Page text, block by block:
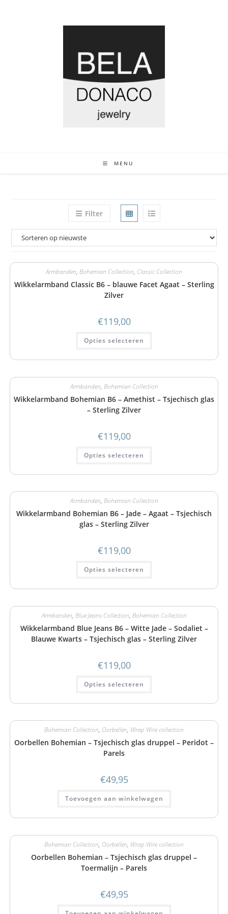
MENU
Filter
Armbanden, Bohemian Collection, Classic Collection
Wikkelarmband Classic B6 – blauwe Facet Agaat – Sterling
Zilver
€119,00
Opties selecteren
Armbanden, Bohemian Collection
Wikkelarmband Bohemian B6 – Amethist – Tsjechisch glas
– Sterling Zilver
€119,00
Opties selecteren
Armbanden, Bohemian Collection
Wikkelarmband Bohemian B6 – Jade – Agaat – Tsjechisch
glas – Sterling Zilver
€119,00
Opties selecteren
Armbanden, Blue Jeans Collection, Bohemian Collection
Wikkelarmband Blue Jeans B6 – Witte Jade – Sodaliet –
Blauwe Kwarts – Tsjechisch glas – Sterling Zilver
€119,00
Opties selecteren
Bohemian Collection, Oorbellen, Wrap Wire collection
Oorbellen Bohemian – Tsjechisch glas druppel – Peridot –
Parels
€49,95
Toevoegen aan winkelwagen
Bohemian Collection, Oorbellen, Wrap Wire collection
Oorbellen Bohemian – Tsjechisch glas druppel –
Toermalijn – Parels
€49,95